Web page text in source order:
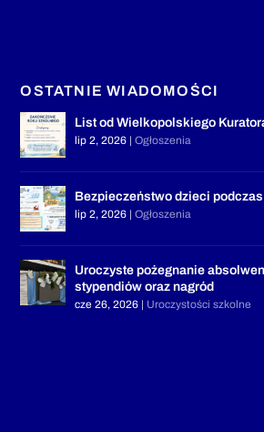
OSTATNIE WIADOMOŚCI
List od Wielkopolskiego
lip 2, 2026 |Ogłoszenia
Bezpieczeństwo dzieci
lip 2, 2026 |Ogłoszenia
Uroczyste pożegnanie
stypendiów oraz nagród
cze 26, 2026 | Uroczystości szkolne